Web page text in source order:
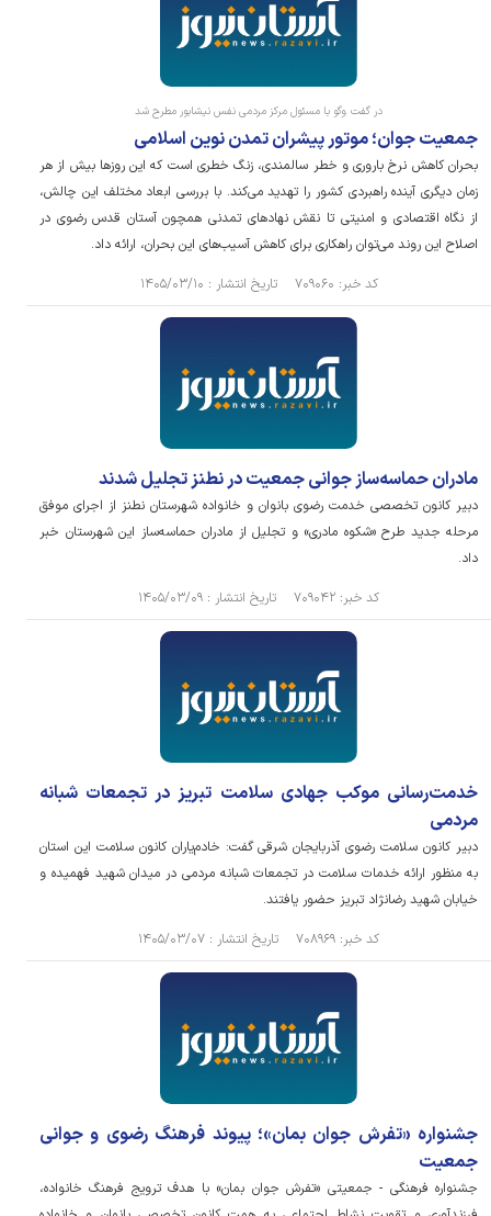
در گفت وگو با مسئول مرکز مردمی نفس نیشابور مطرح شد
جمعیت جوان؛ موتور پیشران تمدن نوین اسلامی
بحران کاهش نرخ باروری و خطر سالمندی، زنگ خطری است که این روزها بیش از هر
زمان دیگری آینده راهبردی کشور را تهدید می‌کند. با بررسی ابعاد مختلف این چالش،
از نگاه اقتصادی و امنیتی تا نقش نهادهای تمدنی همچون آستان قدس رضوی در
اصلاح این روند می‌توان راهکاری برای کاهش آسیب‌های این بحران، ارائه داد.
کد خبر: ۷۰۹۰۶۰ تاریخ انتشار : ۱۴۰۵/۰۳/۱۰
مادران حماسه‌ساز جوانی جمعیت در نطنز تجلیل شدند
دبیر کانون تخصصی خدمت رضوی بانوان و خانواده شهرستان نطنز از اجرای موفق
مرحله جدید طرح «شکوه مادری» و تجلیل از مادران حماسه‌ساز این شهرستان خبر
داد.
کد خبر: ۷۰۹۰۴۲ تاریخ انتشار : ۱۴۰۵/۰۳/۰۹
خدمت‌رسانی موکب جهادی سلامت تبریز در تجمعات شبانه
مردمی
دبیر کانون سلامت رضوی آذربایجان شرقی گفت: خادم‌یاران کانون سلامت این استان
به منظور ارائه خدمات سلامت در تجمعات شبانه مردمی در میدان شهید فهمیده و
خیابان شهید رضانژاد تبریز حضور یافتند.
کد خبر: ۷۰۸۹۶۹ تاریخ انتشار : ۱۴۰۵/۰۳/۰۷
جشنواره «تفرش جوان بمان»؛ پیوند فرهنگ رضوی و جوانی
جمعیت
جشنواره فرهنگی - جمعیتی «تفرش جوان بمان» با هدف ترویج فرهنگ خانواده،